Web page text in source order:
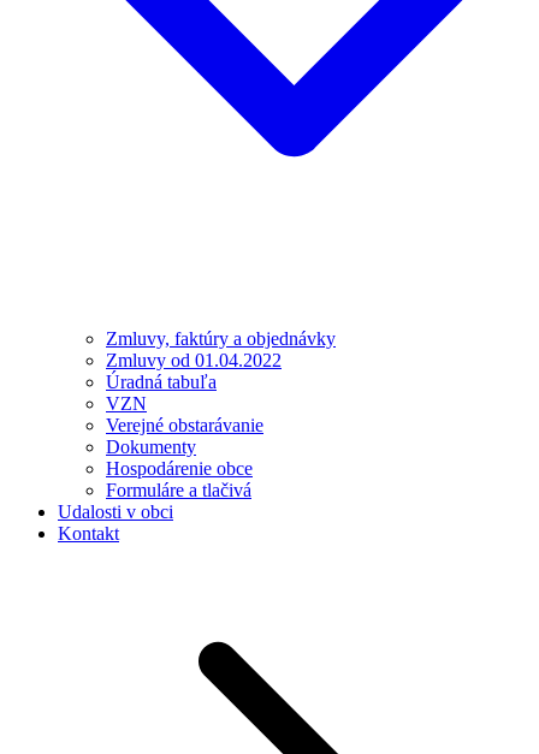
Zmluvy, faktúry a objednávky
Zmluvy od 01.04.2022
Úradná tabuľa
VZN
Verejné obstarávanie
Dokumenty
Hospodárenie obce
Formuláre a tlačivá
Udalosti v obci
Kontakt